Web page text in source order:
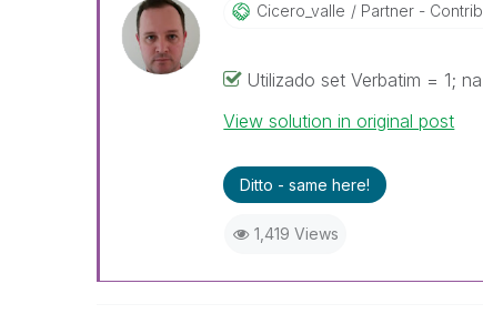
Cicero_valle Partner -
Utilizado set Verbatim = 1;
View solution in original post
Ditto - same here!
1,419 Views